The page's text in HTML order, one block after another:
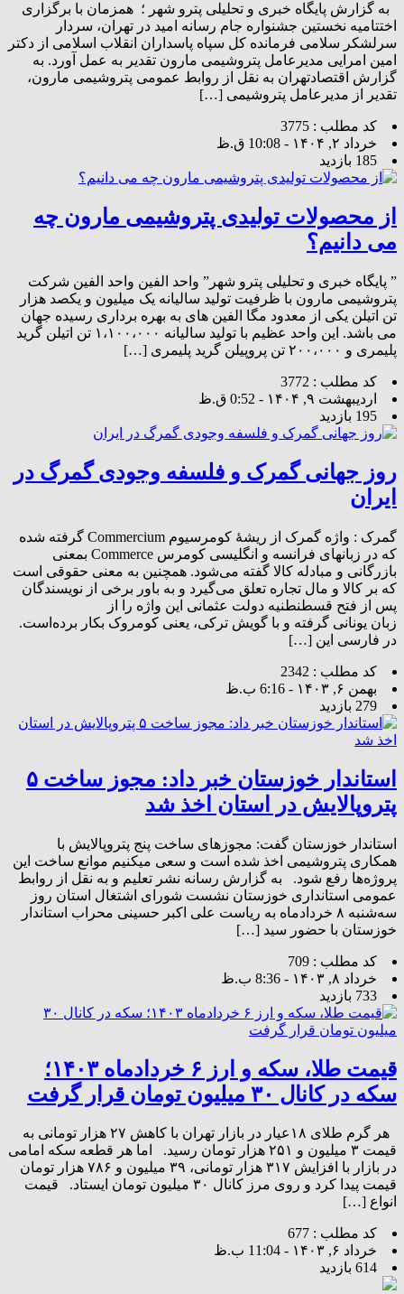
به گزارش پایگاه خبری و تحلیلی پترو شهر ؛ همزمان با برگزاری
اختتامیه نخستین جشنواره جام رسانه امید در تهران، سردار
سرلشکر سلامی فرمانده کل سپاه پاسداران انقلاب اسلامی از دکتر
امین امرایی مدیرعامل پتروشیمی مارون تقدیر به عمل آورد. به
گزارش اقتصادتهران به نقل از روابط عمومی پتروشیمی مارون،
تقدیر از مدیرعامل پتروشیمی […]
کد مطلب : 3775
خرداد ۲, ۱۴۰۴ - 10:08 ق.ظ
185 بازدید
از محصولات تولیدی پتروشیمی مارون چه
می دانیم؟
” پایگاه خبری و تحلیلی پترو شهر” واحد الفین واحد الفین شرکت
پتروشیمی مارون با ظرفیت تولید سالیانه یک میلیون و یکصد هزار
تن اتیلن یکی از معدود مگا الفین های به بهره برداری رسیده جهان
می باشد. این واحد عظیم با تولید سالیانه ۱،۱۰۰،۰۰۰ تن اتیلن گرید
پلیمری و ۲۰۰،۰۰۰ تن پروپیلن گرید پلیمری […]
کد مطلب : 3772
اردیبهشت ۹, ۱۴۰۴ - 0:52 ق.ظ
195 بازدید
روز جهانی گمرک و فلسفه وجودی گمرگ در
ایران
گمرک : واژه گمرک از ریشهٔ کومرسیوم Commercium گرفته شده
که در زبانهای فرانسه و انگلیسی کومرس Commerce بمعنی
بازرگانی و مبادله کالا گفته می‌شود. همچنین به معنی حقوقی است
که بر کالا و مال تجاره تعلق می‌گیرد و به باور برخی از نویسندگان
پس از فتح قسطنطنیه دولت عثمانی این واژه را از
زبان یونانی گرفته و با گویش ترکی، یعنی کومروک بکار برده‌است.
در فارسی این […]
کد مطلب : 2342
بهمن ۶, ۱۴۰۳ - 6:16 ب.ظ
279 بازدید
استاندار خوزستان خبر داد: مجوز ساخت ۵
پتروپالایش در استان اخذ شد
استاندار خوزستان گفت: مجوزهای ساخت پنج پتروپالایش با
همکاری پتروشیمی اخذ شده است و سعی میکنیم موانع ساخت این
پروژه‌ها رفع شود. به گزارش رسانه نشر تعلیم و به نقل از روابط
عمومی استانداری خوزستان نشست شورای اشتغال استان روز
سه‌شنبه ۸ خردادماه به ریاست علی‌ اکبر‌ حسینی‌ محراب استاندار
خوزستان با حضور سید […]
کد مطلب : 709
خرداد ۸, ۱۴۰۳ - 8:36 ب.ظ
733 بازدید
قیمت طلا، سکه و ارز ۶ خردادماه ۱۴۰۳؛
سکه در کانال ۳۰ میلیون تومان قرار گرفت
هر گرم طلای ۱۸عیار در بازار تهران با کاهش ۲۷ هزار تومانی به
قیمت ۳ میلیون و ۲۵۱ هزار تومان رسید. اما هر قطعه سکه امامی
در بازار با افزایش ۳۱۷ هزار تومانی، ۳۹ میلیون و ۷۸۶ هزار تومان
قیمت پیدا کرد و روی مرز کانال ۳۰ میلیون تومان ایستاد. قیمت
انواع […]
کد مطلب : 677
خرداد ۶, ۱۴۰۳ - 11:04 ب.ظ
614 بازدید